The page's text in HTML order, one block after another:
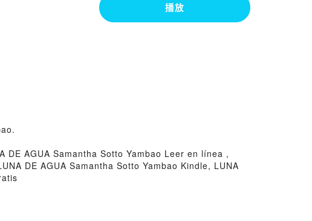
播放
DE AGUA Samantha Sotto Yambao Leer en línea ,
DE AGUA Samantha Sotto Yambao Kindle, LUNA